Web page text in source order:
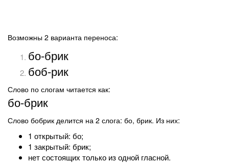
Возможны 2 варианта переноса:
бо-брик
боб-рик
Слово по слогам читается как:
бо-брик
Слово бобрик делится на 2 слога: бо, брик. Из них:
1 открытый: бо;
1 закрытый: брик;
нет состоящих только из одной гласной.